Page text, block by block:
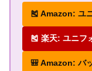
🎽 Amazon: ユ
🎽 楽天: ユニフ
🎒 Amazon: バ